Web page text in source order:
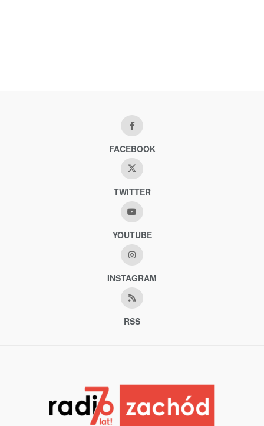
FACEBOOK
TWITTER
YOUTUBE
INSTAGRAM
RSS